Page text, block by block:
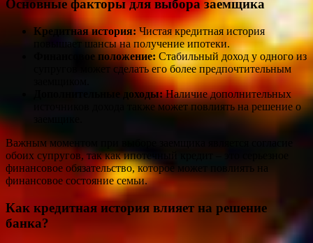
Основные факторы для выбора заемщика
Кредитная история: Чистая кредитная история
повышает шансы на получение ипотеки.
Финансовое положение: Стабильный доход у одного из
супругов может сделать его более предпочтительным
Дополнительные доходы:Наличие дополнительных
источников дохода также может повлиять на решение о
Важным моментом при выборе заемщика является согласие
обоих супругов, так как ипотечный кредит – это серьезное
финансовое обязательство, которое может повлиять на
финансовое состояние семьи.
Как кредитная история влияет на решение
банка?